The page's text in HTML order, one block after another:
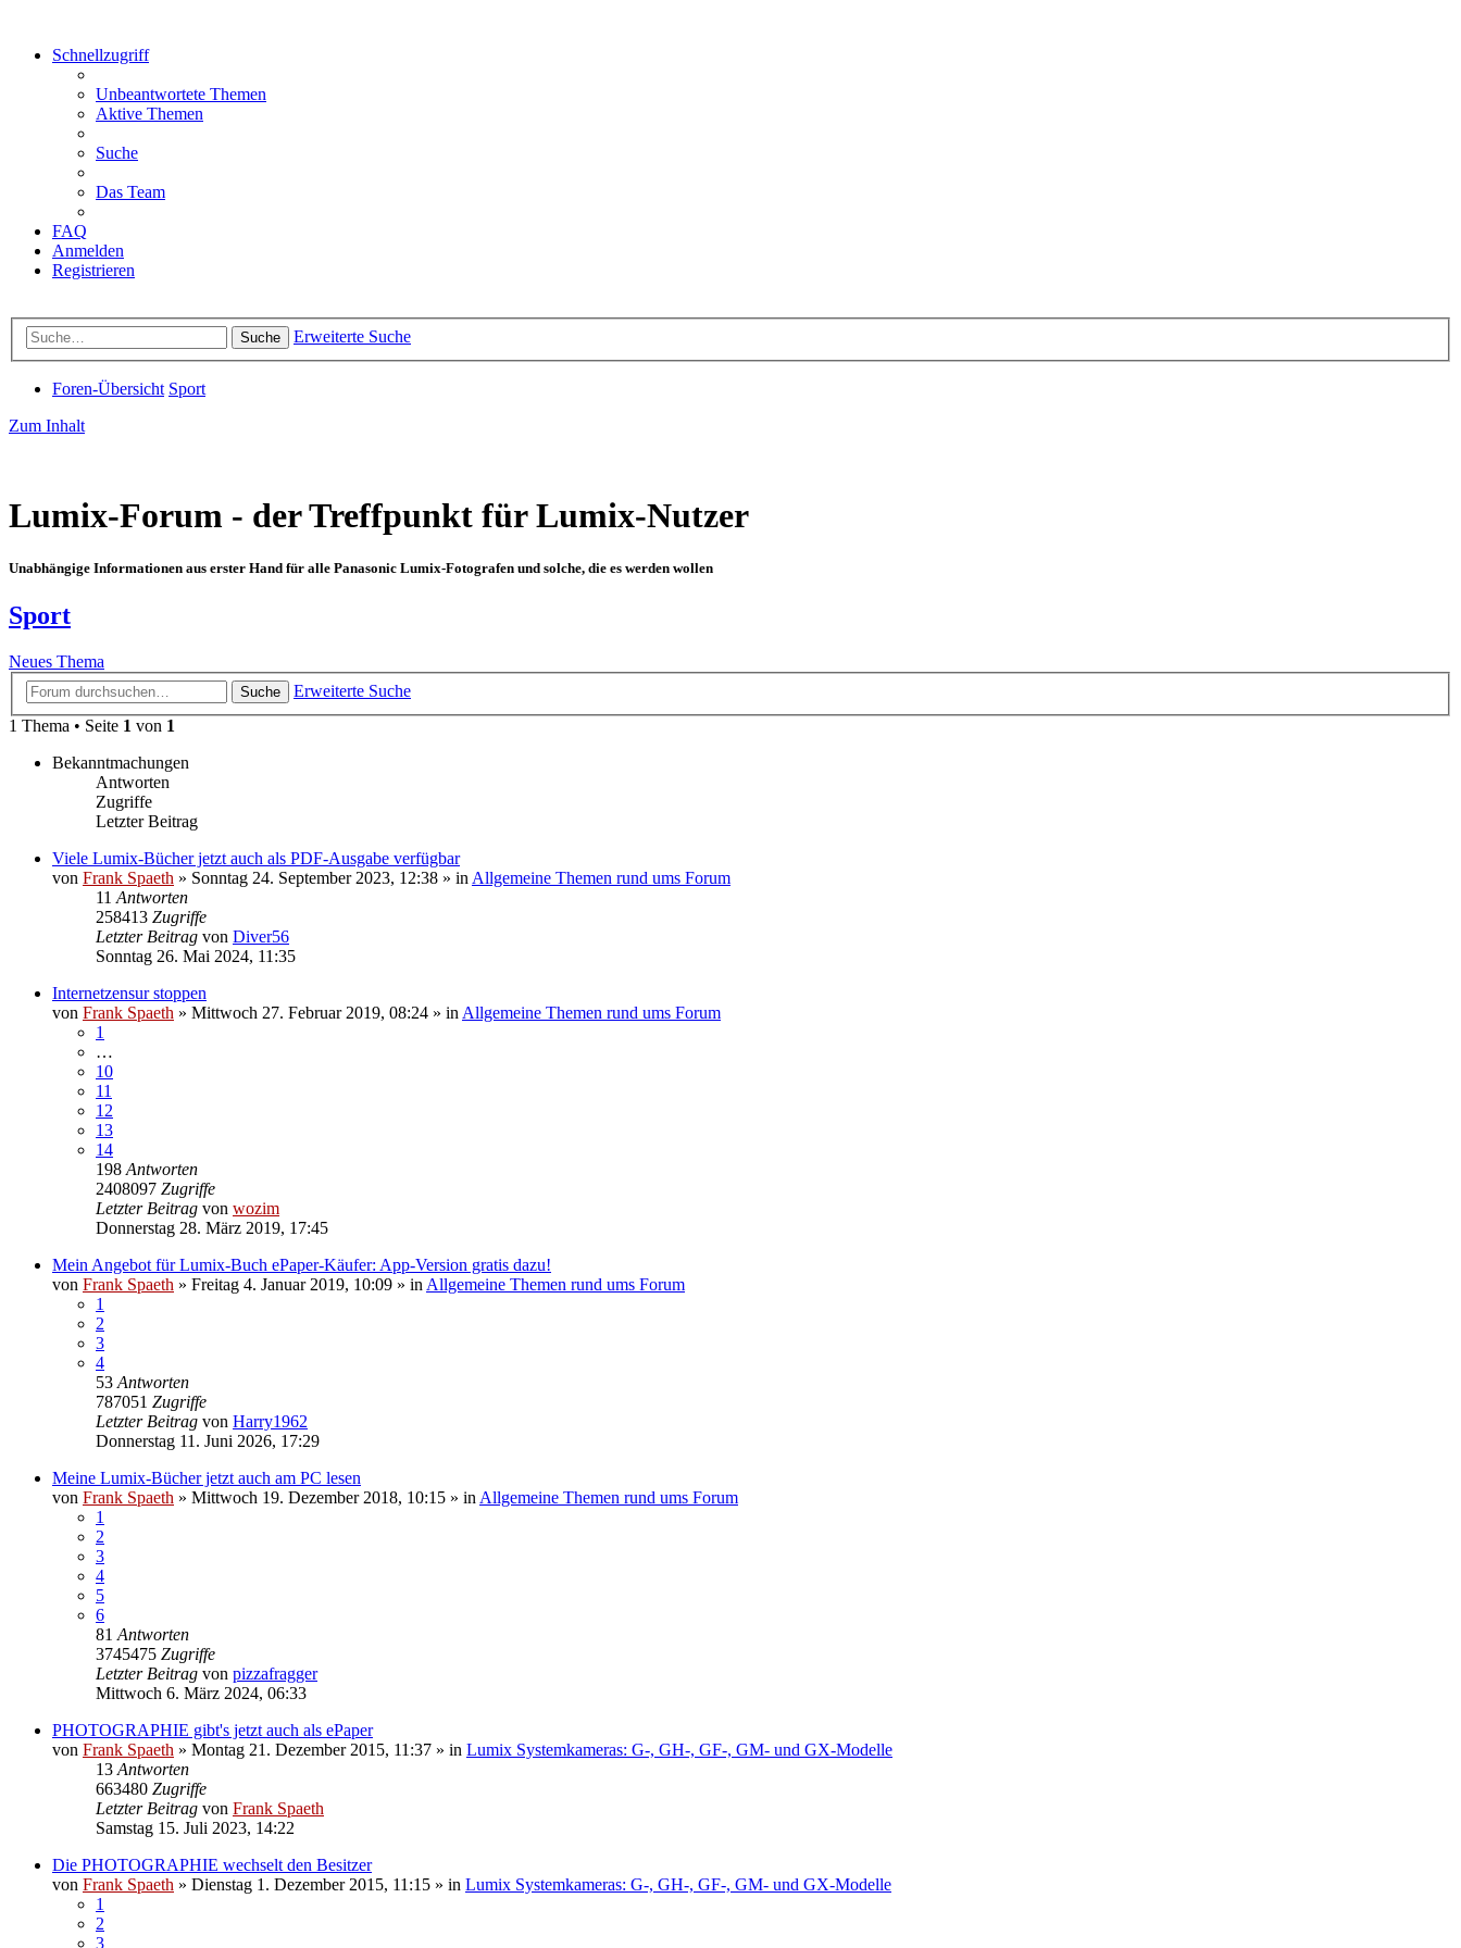
Schnellzugriff
Unbeantwortete Themen
Aktive Themen
Suche
Das Team
FAQ
Anmelden
Registrieren
Suche Erweiterte Suche
Foren-Übersicht Sport
Zum Inhalt
Lumix-Forum - der Treffpunkt für Lumix-Nutzer
Unabhängige Informationen aus erster Hand für alle Panasonic Lumix-Fotografen und solche, die es werden wollen
Sport
Neues Thema
Suche
Erweiterte Suche
1 Thema • Seite 1 von 1
Bekanntmachungen
Antworten
Zugriffe
Letzter Beitrag
Viele Lumix-Bücher jetzt auch als PDF-Ausgabe verfügbar
von Frank Spaeth » Sonntag 24. September 2023, 12:38 » in Allgemeine Themen rund ums Forum
11 Antworten
258413 Zugriffe
Letzter Beitrag von Diver56
Sonntag 26. Mai 2024, 11:35
Internetzensur stoppen
von Frank Spaeth » Mittwoch 27. Februar 2019, 08:24 » in Allgemeine Themen rund ums Forum
1
…
10
11
12
13
14
198 Antworten
2408097 Zugriffe
Letzter Beitrag von wozim
Donnerstag 28. März 2019, 17:45
Mein Angebot für Lumix-Buch ePaper-Käufer: App-Version gratis dazu!
von Frank Spaeth » Freitag 4. Januar 2019, 10:09 » in Allgemeine Themen rund ums Forum
1
2
3
4
53 Antworten
787051 Zugriffe
Letzter Beitrag von Harry1962
Donnerstag 11. Juni 2026, 17:29
Meine Lumix-Bücher jetzt auch am PC lesen
von Frank Spaeth » Mittwoch 19. Dezember 2018, 10:15 » in Allgemeine Themen rund ums Forum
1
2
3
4
5
6
81 Antworten
3745475 Zugriffe
Letzter Beitrag von pizzafragger
Mittwoch 6. März 2024, 06:33
PHOTOGRAPHIE gibt's jetzt auch als ePaper
von Frank Spaeth » Montag 21. Dezember 2015, 11:37 » in Lumix Systemkameras: G-, GH-, GF-, GM- und GX-Modelle
13 Antworten
663480 Zugriffe
Letzter Beitrag von Frank Spaeth
Samstag 15. Juli 2023, 14:22
Die PHOTOGRAPHIE wechselt den Besitzer
von Frank Spaeth » Dienstag 1. Dezember 2015, 11:15 » in Lumix Systemkameras: G-, GH-, GF-, GM- und GX-Modelle
1
2
3